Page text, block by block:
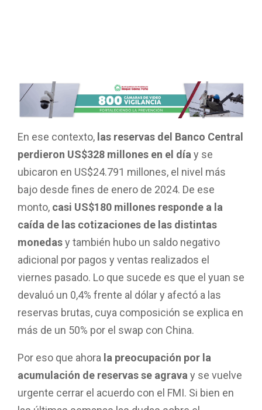
En ese contexto, las reservas del Banco Central
perdieron US$328 millones en el día y se
ubicaron en US$24.791 millones, el nivel más
bajo desde fines de enero de 2024. De ese
monto, casi US$180 millones responde a la
caída de las cotizaciones de las distintas
monedasy también hubo un saldo negativo
adicional por pagos y ventas realizados el
viernes pasado. Lo que sucede es que el yuan se
devaluó un 0,4% frente al dólar y afectó a las
reservas brutas, cuya composición se explica en
más de un 50% por el swap con China.
Por eso que ahora la preocupación por la
acumulación de reservas se agrava y se vuelve
urgente cerrar el acuerdo con el FMI. Si bien en